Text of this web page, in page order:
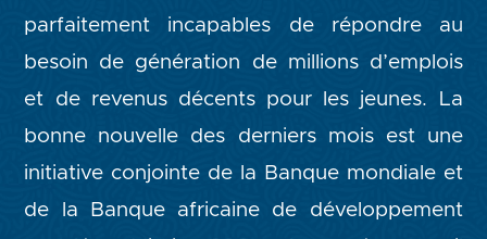
parfaitement incapables de répondre au
besoin de génération de millions d’emplois
et de revenus décents pour les jeunes. La
bonne nouvelle des derniers mois est une
initiative conjointe de la Banque mondiale et
de la Banque africaine de développement